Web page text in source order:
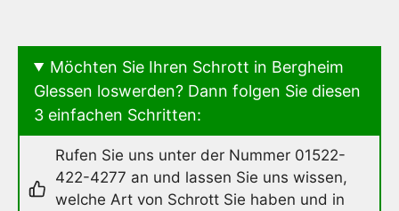
Möchten Sie Ihren Schrott in Bergheim
Glessen loswerden? Dann folgen Sie diesen
3 einfachen Schritten:
Rufen Sie uns unter der Nummer 01522-
422-4277 an und lassen Sie uns wissen,
welche Art von Schrott Sie haben und in